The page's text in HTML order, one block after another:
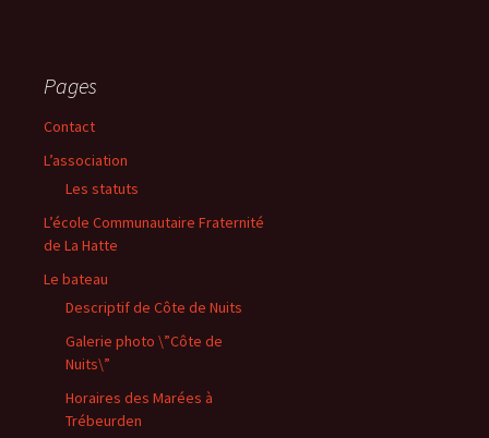
Pages
Contact
L’association
Les statuts
L’école Communautaire Fraternité
de La Hatte
Le bateau
Descriptif de Côte de Nuits
Galerie photo \”Côte de
Nuits\”
Horaires des Marées à
Trébeurden